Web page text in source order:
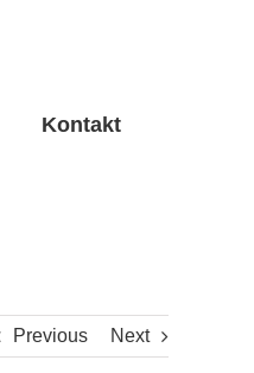
Kontakt
Previous Next